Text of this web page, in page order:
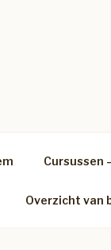
Cursussen
Overzicht van